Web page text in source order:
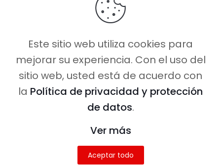
Caminito Amor ©2026 Todos los
derechos reservados.
Este sitio web utiliza cookies para
mejorar su experiencia. Con el uso del
sitio web, usted está de acuerdo con
la Política de privacidad y protección
de datos.
Ver más
Aceptar todo